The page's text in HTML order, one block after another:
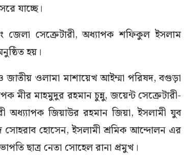
যাচ্ছে।
জেলা সেক্রেটারী, অধ্যাপক শফিকুল ইসলাম
হয়।
ওলামা মাশায়েখ আইম্মা পরিষদ, বগুড়া
মাহমুদুর রহমান চুন্নু, জয়েন্ট সেক্রেটারী-
জিয়াউর রহমান জিয়া, ইসলামী যুব
সোহরাব হোসেন, ইসলামী শ্রমিক আন্দোলন এর
ছাত্র নেতা সোহেল রানা প্রমুখ।